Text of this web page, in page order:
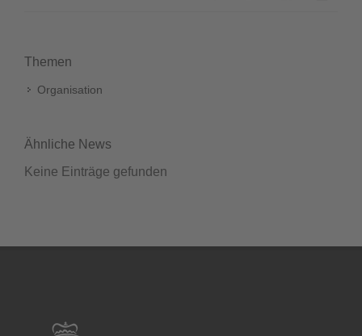
Themen
Organisation
Ähnliche News
Keine Einträge gefunden